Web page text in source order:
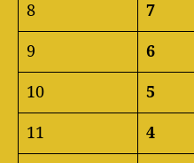
8
7
9
6
10
5
11
4